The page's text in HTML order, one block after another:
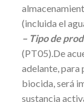
(incluida el
– Tipo de
(PT05).De
adelante, para
biocida, será
sustancia